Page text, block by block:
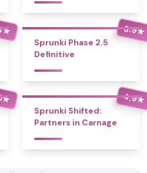
★ 3.9★
Sprunki Phase 2.5
Definitive
★ 4.9★
Sprunki Shifted:
Partners in Carnage